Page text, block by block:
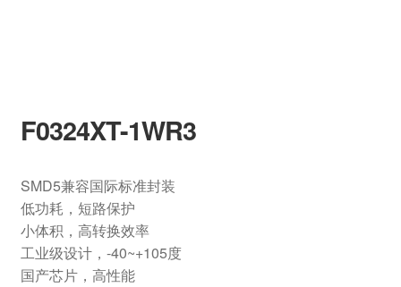
F0324XT-1WR3
SMD5兼容国际标准封装
低功耗，短路保护
小体积，高转换效率
工业级设计，-40~+105度
国产芯片，高性能